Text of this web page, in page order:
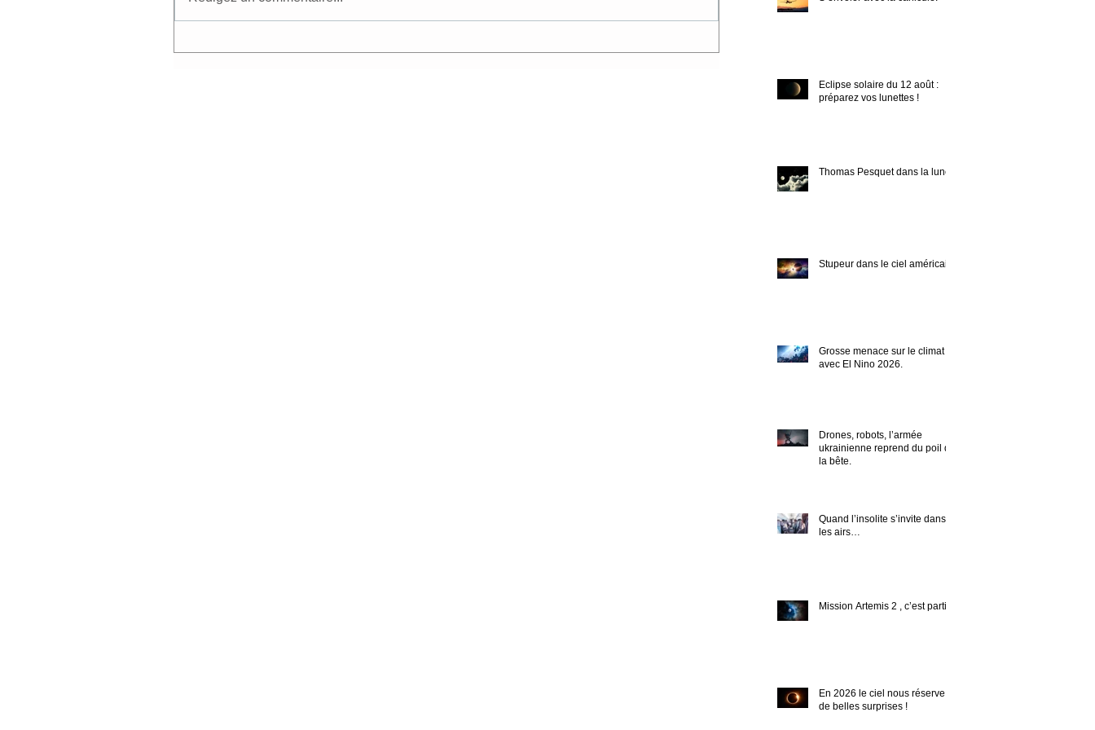
Eclipse solaire du 12 août :
préparez vos lunettes !
Thomas Pesquet dans la lune !
Stupeur dans le ciel américain.
Grosse menace sur le climat
avec El Nino 2026.
Drones, robots, l’armée
ukrainienne reprend du poil de
la bête.
Quand l’insolite s’invite dans
les airs…
Mission Artemis 2 , c’est parti !
En 2026 le ciel nous réserve
de belles surprises !